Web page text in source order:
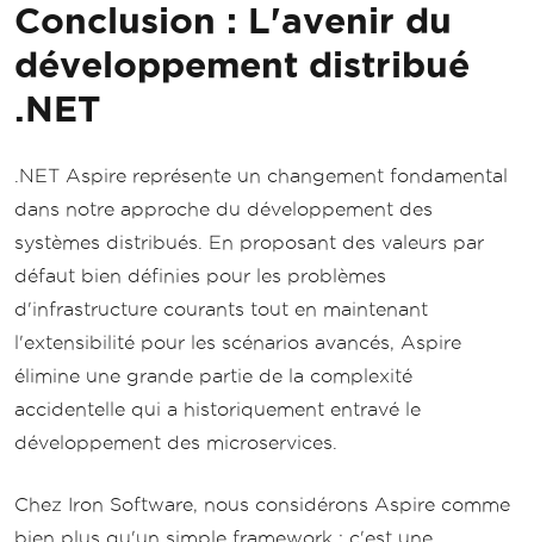
Conclusion : L'avenir du
développement distribué
.NET
.NET Aspire représente un changement fondamental
dans notre approche du développement des
systèmes distribués. En proposant des valeurs par
défaut bien définies pour les problèmes
d'infrastructure courants tout en maintenant
l'extensibilité pour les scénarios avancés, Aspire
élimine une grande partie de la complexité
accidentelle qui a historiquement entravé le
développement des microservices.
Chez Iron Software, nous considérons Aspire comme